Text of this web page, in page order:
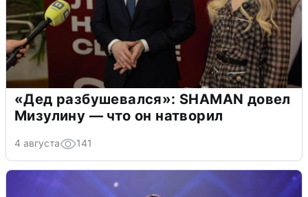
«Дед разбушевался»: SHAMAN довел
Мизулину — что он натворил
4 августа 141